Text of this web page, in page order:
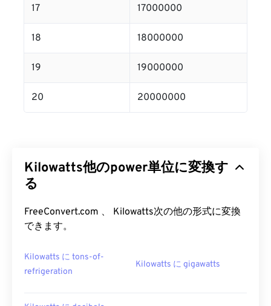
17 17000000
18 18000000
19 19000000
20 20000000
Kilowatts他のpower単位に変換す
る
FreeConvert.com 、 Kilowatts次の他の形式に変換
できます。
Kilowatts に tons-of-
refrigeration
Kilowatts に gigawatts